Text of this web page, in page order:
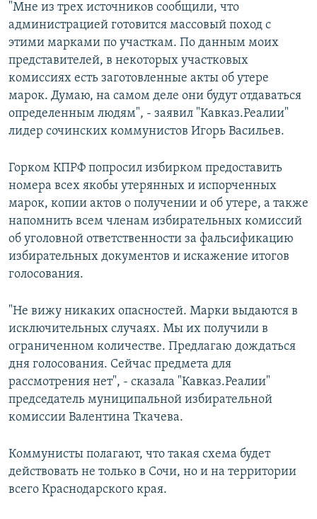
"Мне из трех источников сообщили, что
администрацией готовится массовый поход с
этими марками по участкам. По данным моих
представителей, в некоторых участковых
комиссиях есть заготовленные акты об утере
марок. Думаю, на самом деле они будут отдаваться
определенным людям", - заявил "Кавказ.Реалии"
лидер сочинских коммунистов Игорь Васильев.
Горком КПРФ попросил избирком предоставить
номера всех якобы утерянных и испорченных
марок, копии актов о получении и об утере, а также
напомнить всем членам избирательных комиссий
об уголовной ответственности за фальсификацию
избирательных документов и искажение итогов
голосования.
"Не вижу никаких опасностей. Марки выдаются в
исключительных случаях. Мы их получили в
ограниченном количестве. Предлагаю дождаться
дня голосования. Сейчас предмета для
рассмотрения нет", - сказала "Кавказ.Реалии"
председатель муниципальной избирательной
комиссии Валентина Ткачева.
Коммунисты полагают, что такая схема будет
действовать не только в Сочи, но и на территории
всего Краснодарского края.